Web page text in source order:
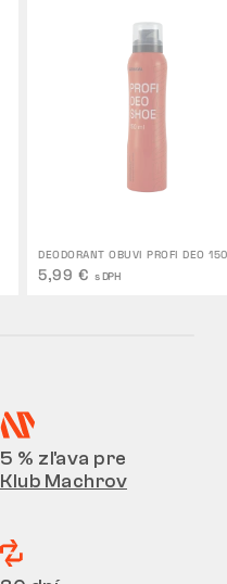
DEODORANT OBUVI PROFI DEO
5,99 € s DPH
5 % zľava pre
Klub Machrov